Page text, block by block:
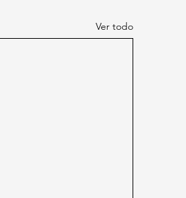
Ver todo